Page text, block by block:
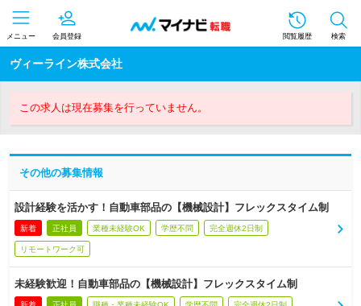
メニュー 会員登録 閲覧履歴 検索
ヴィーライン株式会社
この求人は現在募集を行っていません。
その他の募集情報
設計経験を活かす！自動車部品の【機械設計】フレックスタイム制
新着 正社員 業種未経験OK 学歴不問 完全週休2日制
リモートワーク可
未経験歓迎！自動車部品の【機械設計】フレックスタイム制